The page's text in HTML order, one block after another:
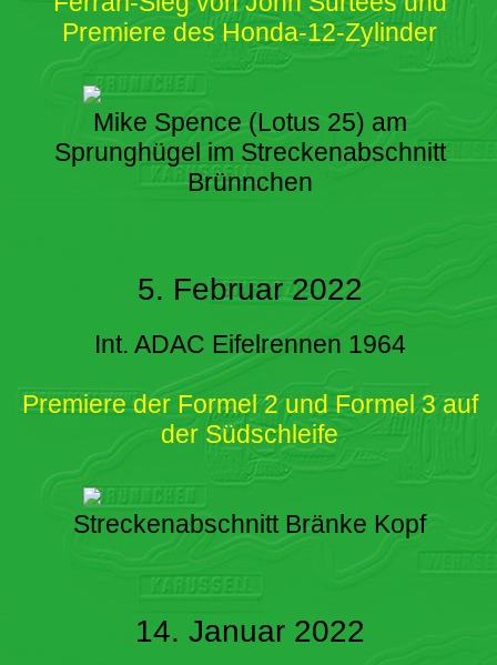
Premiere des Honda-12-Zylinder
Mike Spence (Lotus 25) am
Sprunghügel im Streckenabschnitt
Brünnchen
5. Februar 2022
Int. ADAC Eifelrennen 1964
Premiere der Formel 2 und Formel 3 auf
der Südschleife
Streckenabschnitt Bränke Kopf
14. Januar 2022